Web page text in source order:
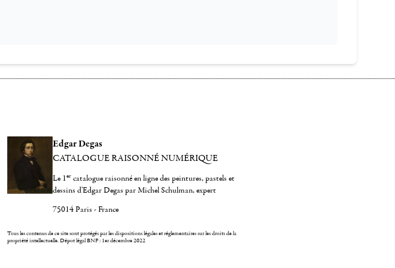
Edgar Degas
CATALOGUE RAISONNÉ NUMÉRIQUE
Le 1er catalogue raisonné en ligne des peintures, pastels et
dessins d'Edgar Degas par Michel Schulman, expert
75014 Paris - France
Tous les contenus de ce site sont protégés par les dispositions légales et réglementaires sur les droits de la
propriété intellectuelle.Dépot légal BNF : 1er décembre 2022